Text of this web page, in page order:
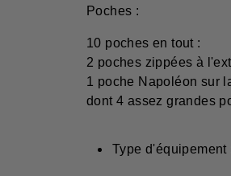
Poches :
10 poches en tout :
2 poches zippées à
1 poche Napoléon sur
dont 4 assez grandes
Type d'équipement